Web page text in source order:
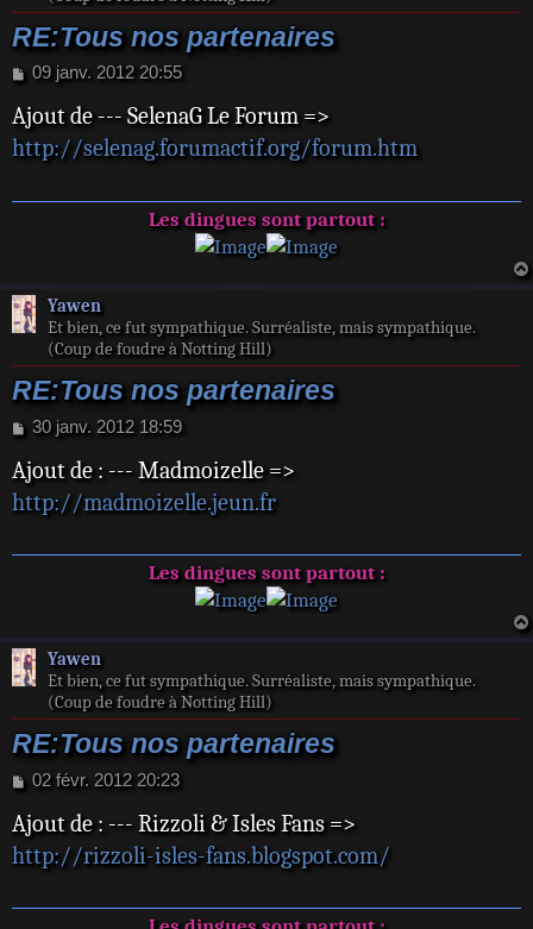
RE:Tous nos partenaires
M
s
s
a
e
09 janv. 2012 20:55
Ajout de --- SelenaG Le Forum =>
http://selenag.forumactif.org/forum.htm
Les dingues sont partout :
Yawen
Et bien, ce fut sympathique. Surréaliste, mais sympathique.
(Coup de foudre à Notting Hill)
RE:Tous nos partenaires
M
s
s
a
e
30 janv. 2012 18:59
Ajout de : --- Madmoizelle =>
http://madmoizelle.jeun.fr
Les dingues sont partout :
Yawen
Et bien, ce fut sympathique. Surréaliste, mais sympathique.
(Coup de foudre à Notting Hill)
RE:Tous nos partenaires
M
s
s
a
e
02 févr. 2012 20:23
Ajout de : --- Rizzoli & Isles Fans =>
http://rizzoli-isles-fans.blogspot.com/